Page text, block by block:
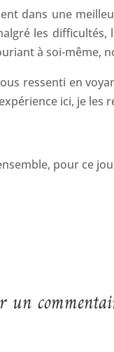
dans une
les
à soi-même,
ressenti en
ici, je les
pour ce
un